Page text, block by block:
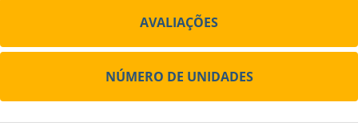
AVALIAÇÕES
NÚMERO DE UNIDADES